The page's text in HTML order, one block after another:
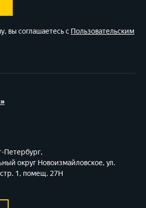
вы соглашаетесь с Пользовательским
Петербург,
округ Новоизмайловское, ул.
стр. 1, помещ. 27Н